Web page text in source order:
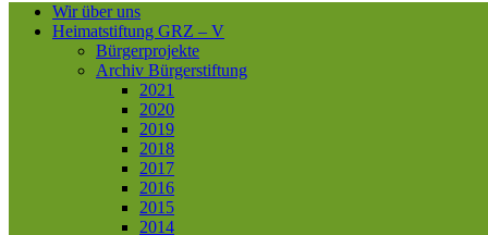
Wir über uns
Heimatstiftung GRZ – V
Bürgerprojekte
Archiv Bürgerstiftung
2021
2020
2019
2018
2017
2016
2015
2014